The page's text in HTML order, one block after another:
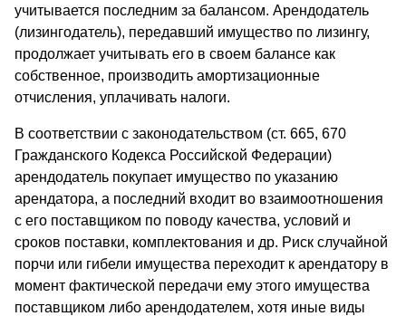
учитывается последним за балансом. Арендодатель
(лизингодатель), передавший имущество по лизингу,
продолжает учитывать его в своем балансе как
собственное, производить амортизационные
отчисления, уплачивать налоги.
В соответствии с законодательством (ст. 665, 670
Гражданского Кодекса Российской Федерации)
арендодатель покупает имущество по указанию
арендатора, а последний входит во взаимоотношения
с его поставщиком по поводу качества, условий и
сроков поставки, комплектования и др. Риск случайной
порчи или гибели имущества переходит к арендатору в
момент фактической передачи ему этого имущества
поставщиком либо арендодателем, хотя иные виды